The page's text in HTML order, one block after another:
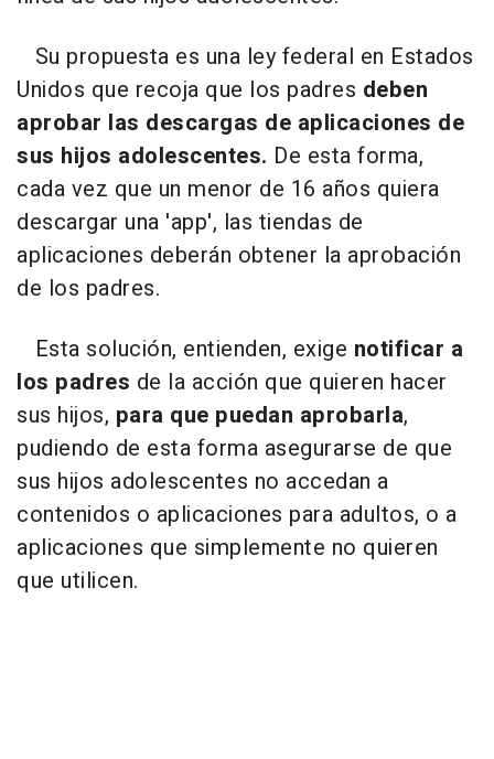
Su propuesta es una ley federal en Estados
Unidos que recoja que los padres deben
aprobar las descargas de aplicaciones de
sus hijos adolescentes. De esta forma,
cada vez que un menor de 16 años quiera
descargar una 'app', las tiendas de
aplicaciones deberán obtener la aprobación
de los padres.
Esta solución, entienden, exige notificar a
los padres de la acción que quieren hacer
sus hijos, para que puedan aprobarla,
pudiendo de esta forma asegurarse de que
sus hijos adolescentes no accedan a
contenidos o aplicaciones para adultos, o a
aplicaciones que simplemente no quieren
que utilicen.